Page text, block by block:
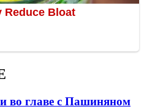
во главе с Пашиняном